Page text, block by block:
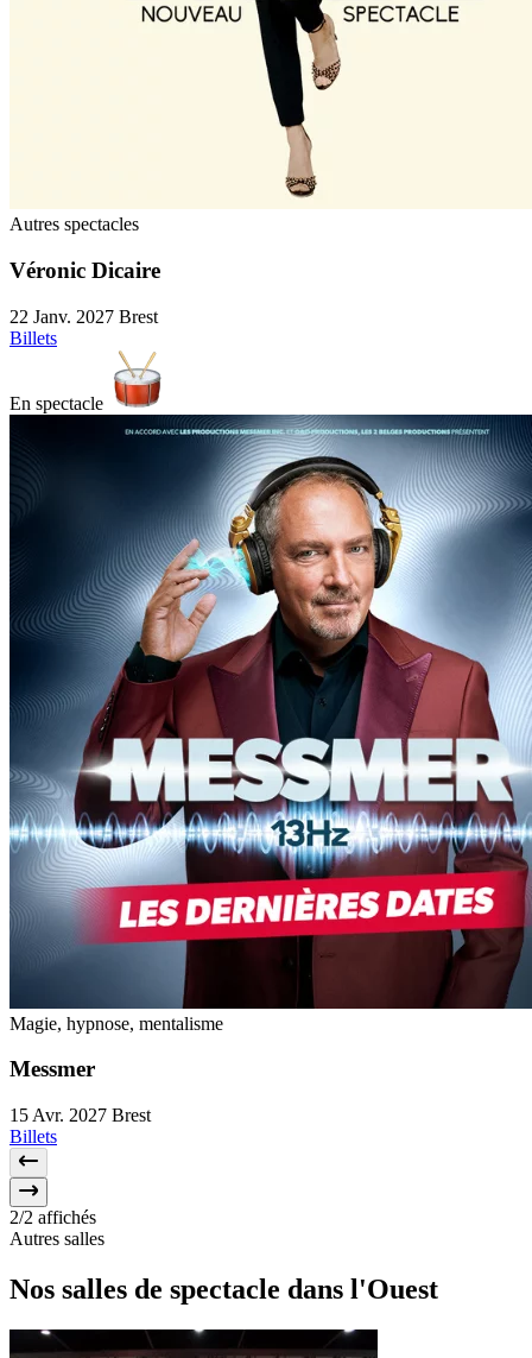
Autres spectacles
Véronic Dicaire
22 Janv. 2027 Brest
Billets
En spectacle
Magie, hypnose, mentalisme
Messmer
15 Avr. 2027 Brest
Billets
2/2 affichés
Autres salles
Nos salles de spectacle dans l'Ouest